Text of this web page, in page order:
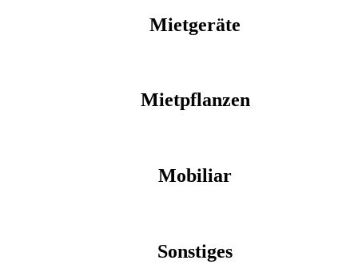
Mietgeräte
Mietpflanzen
Mobiliar
Sonstiges